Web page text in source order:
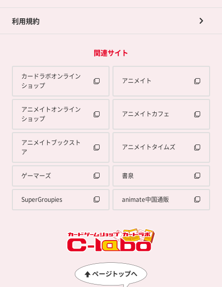
利用規約
関連サイト
カードラボオンライン
ショップ
アニメイト
アニメイトオンライン
ショップ
アニメイトカフェ
アニメイトブックスト
ア
アニメイトタイムズ
ゲーマーズ 書泉
SuperGroupies animate中国通販